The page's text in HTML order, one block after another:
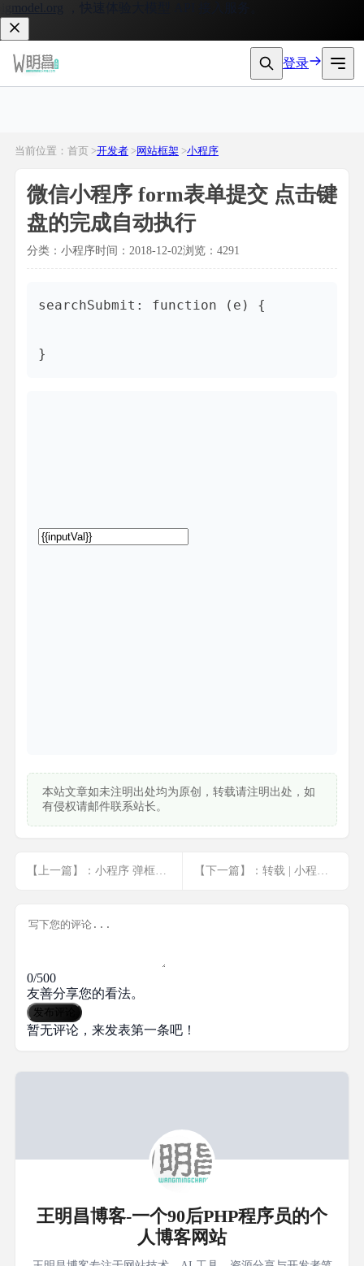
，快速体验大模型 API 接入服务。
登录
当前位置：首页 >开发者 >网站框架 >小程序
微信小程序 form表单提交 点击键
盘的完成自动执行
分类：小程序时间：2018-12-02浏览：4291
searchSubmit: function (e) {
}
本站文章如未注明出处均为原创，转载请注明出处，如
有侵权请邮件联系站长。
【上一篇】：小程序 弹框组件modal 实现遮罩层 【下一篇】：转载 | 小程序返回顶部top滚动
0/500
友善分享您的看法。
发布评论
暂无评论，来发表第一条吧！
王明昌博客-一个90后PHP程序员的个
人博客网站